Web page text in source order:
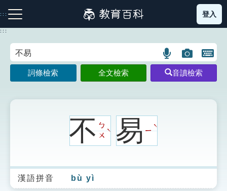
到
主
:::
注音索引圖示 筆畫索引圖示 部首索引表圖示
生字詞彙表
登入
:::
語
言
搜
圖
片
搜
開
鍵
圖
詞條檢索 全文檢索 音讀檢索
不ㄅ
ㄨ
ˋ 易ㄧ
ˋ
漢語拼音 bù yì